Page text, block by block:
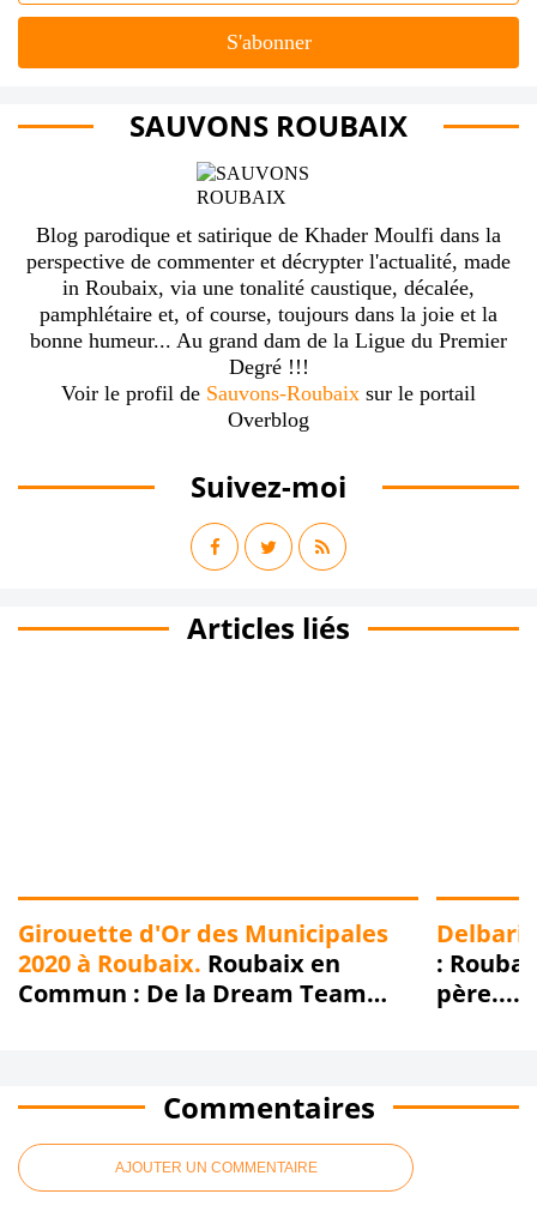
SAUVONS ROUBAIX
Blog parodique et satirique de Khader Moulfi dans la
perspective de commenter et décrypter l'actualité, made
in Roubaix, via une tonalité caustique, décalée,
pamphlétaire et, of course, toujours dans la joie et la
bonne humeur... Au grand dam de la Ligue du Premier
Degré !!!
Voir le profil de Sauvons-Roubaix sur le portail
Overblog
Suivez-moi
Articles liés
Girouette d'Or des Municipales
2020 à Roubaix. Roubaix en
Commun : De la Dream Team
:
père....
Commentaires
AJOUTER UN COMMENTAIRE